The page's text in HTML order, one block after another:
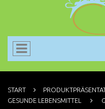
START
GESUNDE LEBENSMITTEL